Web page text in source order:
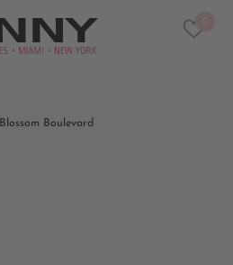
Blossom Boulevard